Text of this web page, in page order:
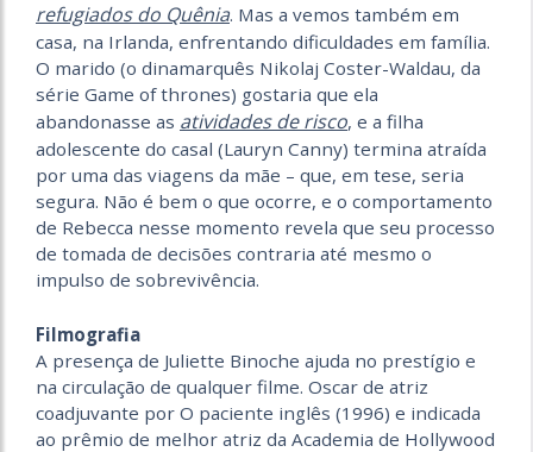
refugiados do Quênia. Mas a vemos também em
casa, na Irlanda, enfrentando dificuldades em família.
O marido (o dinamarquês Nikolaj Coster-Waldau, da
série Game of thrones) gostaria que ela
abandonasse as atividades de risco, e a filha
adolescente do casal (Lauryn Canny) termina atraída
por uma das viagens da mãe – que, em tese, seria
segura. Não é bem o que ocorre, e o comportamento
de Rebecca nesse momento revela que seu processo
de tomada de decisões contraria até mesmo o
impulso de sobrevivência.
Filmografia
A presença de Juliette Binoche ajuda no prestígio e
na circulação de qualquer filme. Oscar de atriz
coadjuvante por O paciente inglês (1996) e indicada
ao prêmio de melhor atriz da Academia de Hollywood